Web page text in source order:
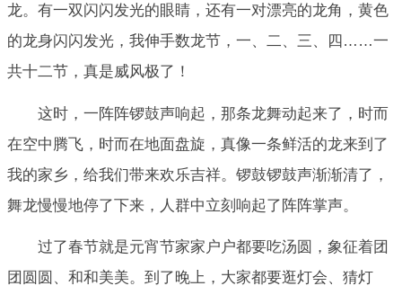
龙。有一双闪闪发光的眼睛，还有一对漂亮的龙角，黄色
的龙身闪闪发光，我伸手数龙节，一、二、三、四……一
共十二节，真是威风极了！
这时，一阵阵锣鼓声响起，那条龙舞动起来了，时而
在空中腾飞，时而在地面盘旋，真像一条鲜活的龙来到了
我的家乡，给我们带来欢乐吉祥。锣鼓锣鼓声渐渐清了，
舞龙慢慢地停了下来，人群中立刻响起了阵阵掌声。
过了春节就是元宵节家家户户都要吃汤圆，象征着团
团圆圆、和和美美。到了晚上，大家都要逛灯会、猜灯